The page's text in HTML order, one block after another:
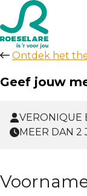
Ontdek het
Geef jouw
VERONIQUE
MEER DAN 2